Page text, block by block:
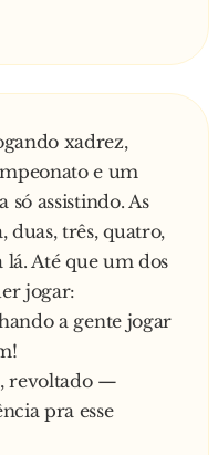
xadrez,
e um
só assistindo. As
duas, três, quatro,
lá. Até que um dos
jogar:
a gente jogar
revoltado —
pra esse